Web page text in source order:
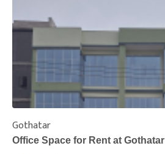
Gothatar
Office Space for Rent at Gothatar